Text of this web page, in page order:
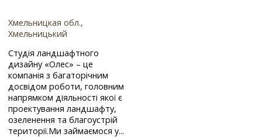
Хмельницкая обл.,
Хмельницький
Студія ландшафтного
дизайну «Олес» – це
компанія з багаторічним
досвідом роботи, головним
напрямком діяльності якої є
проектування ландшафту,
озеленення та благоустрій
території.Ми займаємося у...